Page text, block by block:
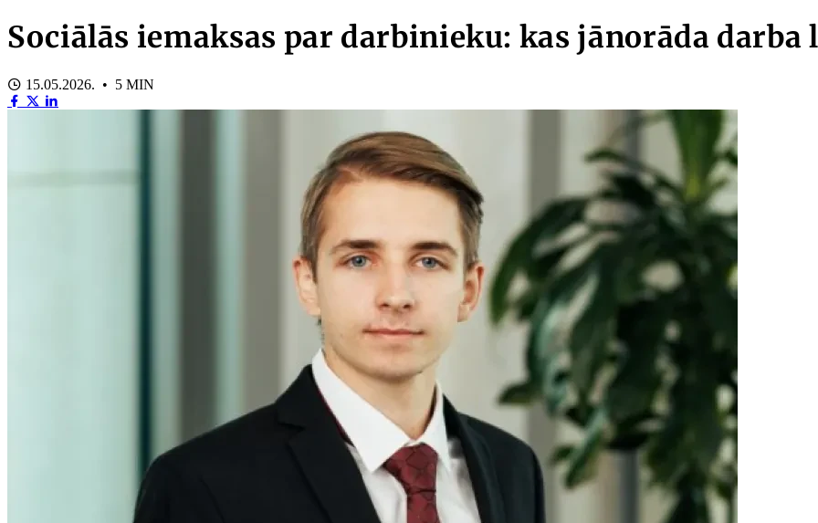
Sociālās iemaksas par darbinieku: kas jānorāda darba
15.05.2026. • 5 MIN